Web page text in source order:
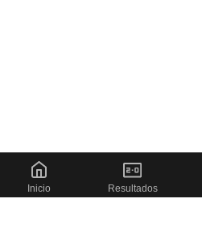
Inicio Resultados